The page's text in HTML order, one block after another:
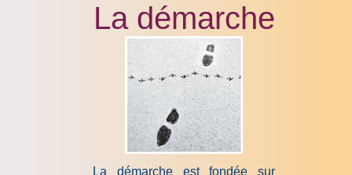
La démarche
La démarche est fondée sur